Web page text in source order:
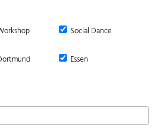
Social Dance
Essen